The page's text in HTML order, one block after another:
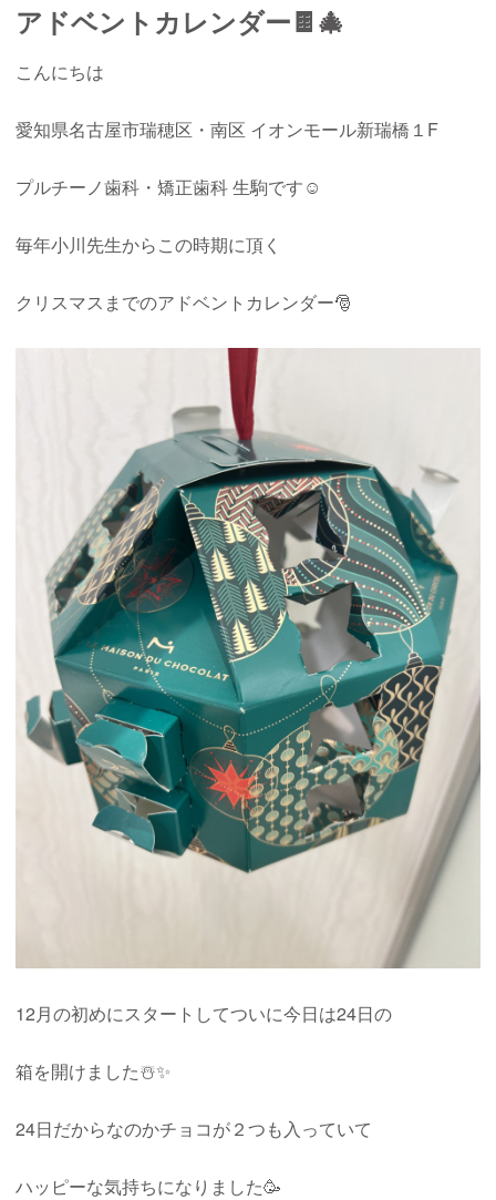
アドベントカレンダー🍫🎄
こんにちは
愛知県名古屋市瑞穂区・南区 イオンモール新瑞橋１F
プルチーノ歯科・矯正歯科 生駒です☺︎
毎年小川先生からこの時期に頂く
クリスマスまでのアドベントカレンダー🎅
12月の初めにスタートしてついに今日は24日の
箱を開けました☃️✨
24日だからなのかチョコが２つも入っていて
ハッピーな気持ちになりました🥳